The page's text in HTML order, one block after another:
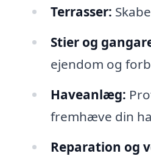
Terrasser:
Stier og
ejendom og
Haveanlæg:
fremhæve din
Reparation og